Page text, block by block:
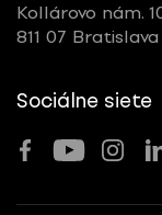
Kollárovo nám.
811 07 Bratislava
Sociálne siete